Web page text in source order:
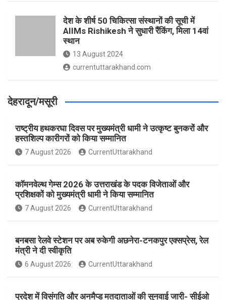
देश के शीर्ष 50 चिकित्सा संस्थानों की सूची में
AIIMs Rishikesh ने सुधारी रैंकिंग, मिला 14वां
स्थान
13 August 2024
currentuttarakhand.com
देहरादून/मसूरी
राष्ट्रीय हथकरघा दिवस पर मुख्यमंत्री धामी ने उत्कृष्ट बुनकरों और
हस्तशिल्प कारीगरों को किया सम्मानित
7 August 2026 CurrentUttarakhand
कॉमनवेल्थ गेम्स 2026 के उत्तराखंड के पदक विजेताओं और
प्रशिक्षकों को मुख्यमंत्री धामी ने किया सम्मानित
7 August 2026 CurrentUttarakhand
बनबसा रेलवे स्टेशन पर अब रुकेगी अछनेरा-टनकपुर एक्सप्रेस, रेल
मंत्री ने दी स्वीकृति
6 August 2026 CurrentUttarakhand
प्रदेश में विसंगति और अनमैप्ड मतदाताओं की सुनवाई जारी- सीईओ